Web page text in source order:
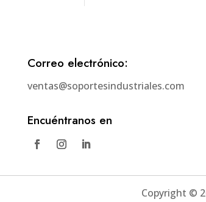
Correo electrónico:
ventas@soportesindustriales.com
Encuéntranos en
Copyright ©